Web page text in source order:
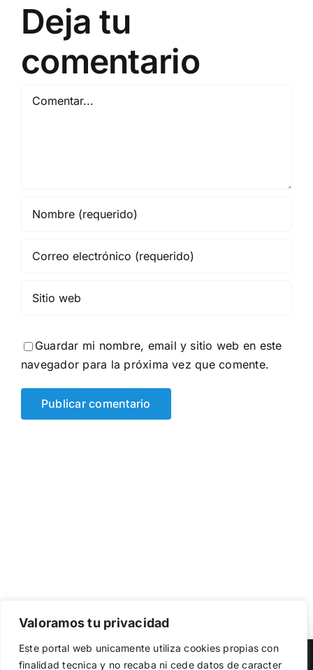
Valoramos tu privacidad
Este portal web unicamente utiliza cookies propias con
finalidad tecnica y no recaba ni cede datos de caracter
Deja tu
comentario
Comentar
Guardar mi nombre, email y sitio web en este
navegador para la próxima vez que comente.
Copyright 2023 |Democracia Nacional | All Rights Reserved
el funcionamiento de la web, medir su uso y mejorar